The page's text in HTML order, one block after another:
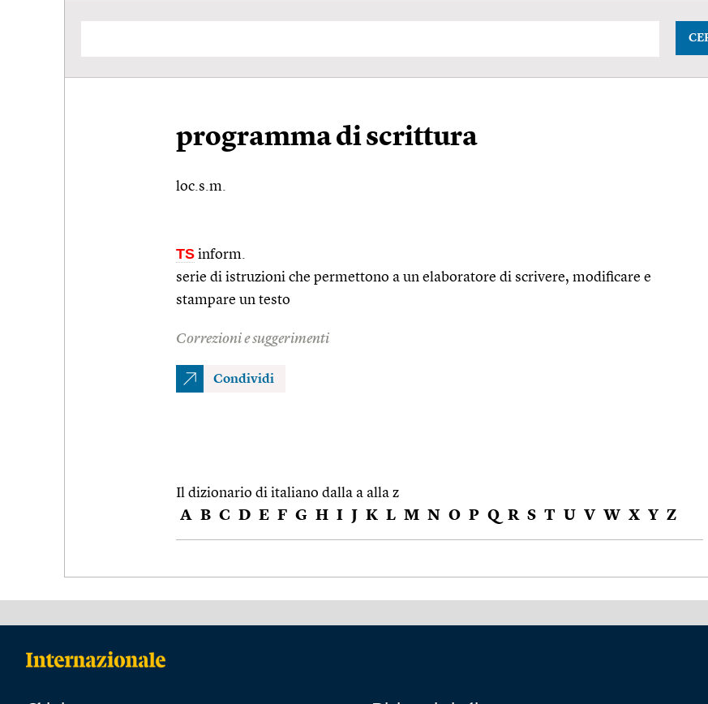
programma di scrittura
loc.s.m.
TS inform.
serie di istruzioni che permettono a un elaboratore di scrivere, modificare e
stampare un testo
Correzioni e suggerimenti
Condividi
Il dizionario di italiano dalla a alla z
A B C D E F G H I J K L M N O P Q R S T U V W X Y Z